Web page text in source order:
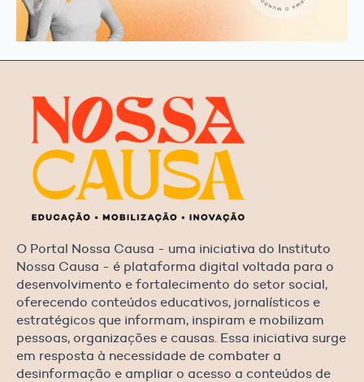
O Portal Nossa Causa - uma iniciativa do Instituto
Nossa Causa - é plataforma digital voltada para o
desenvolvimento e fortalecimento do setor social,
oferecendo conteúdos educativos, jornalísticos e
estratégicos que informam, inspiram e mobilizam
pessoas, organizações e causas. Essa iniciativa surge
em resposta à necessidade de combater a
desinformação e ampliar o acesso a conteúdos de